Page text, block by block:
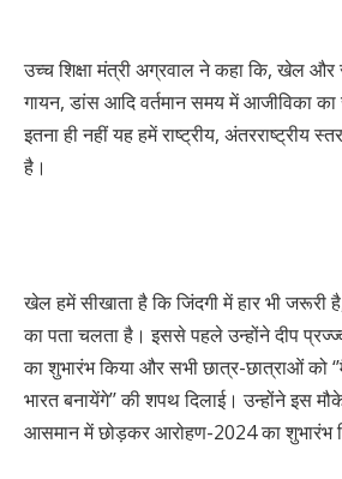
उच्च शिक्षा मंत्री अग्रवाल ने कहा कि, खेल और
गायन, डांस आदि वर्तमान समय में आजीविका
इतना ही नहीं यह हमें राष्ट्रीय, अंतरराष्ट्रीय
है।
खेल हमें सीखाता है कि जिंदगी में हार भी जरूरी
का पता चलता है। इससे पहले उन्होंने दीप
का शुभारंभ किया और सभी छात्र-छात्राओं को
भारत बनायेंगे’’ की शपथ दिलाई। उन्होंने इस
आसमान में छोड़कर आरोहण-2024 का शुभारंभ